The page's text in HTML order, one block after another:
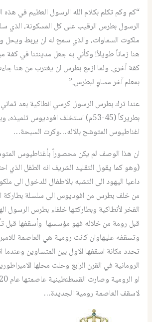
“كم وكم تكلم بكلام الله الرسول العظيم في هذه
الرسول بطرس الرقيب على كل المسكونة، الذي
ملكوت السماوات، والذي سمح له ان يربط ويحل
هنا زماناً طويلاً! وكأني به جعل مدينتنا في كفة
كفة أخرى. ولما ازمع بطرس ان يغترب من هنا
بمعلم آخر مساوٍ لبطرس.”
عندا ترك بطرس الرسول كرسي انطاكية بعد
بطريركاً (45-53م) استخلف افوديوس
اغناطيوس المتوشح بالاله…وكرت السبحة…
ان هذا الوصف لم يكن محصوراً بأغناطيوس
(وهو كما يقول التقليد الشريف انه الطفل الذي
داعيا اليهود الى التشبه بالاطفال للدخول الى
من خلف بطرس من افوديوس الى سلسلة بطاركة
الفخر لأنطاكية وبطاركتها خلفاء بطرس الرسول
قبل رومة من خلاله فهو مؤسسها وأسقفها قبل
وتسقفه عليهاوان كانت رومية هي العاصمة
تحدد مكانة اسقفها الاول بين المتساوين وعندما
الرومانية في القرن الرابع وحلت محلها
لاسقف العاصمة رومية الجديدة…